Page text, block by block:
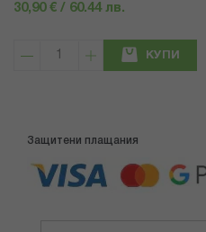
30,90 € / 60.44 лв.
КУПИ
Защитени плащания